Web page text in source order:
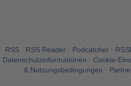
RSS · RSS Reader · Podcatcher ·
Datenschutzinformationen · Cookie-
& Nutzungsbedingungen ·